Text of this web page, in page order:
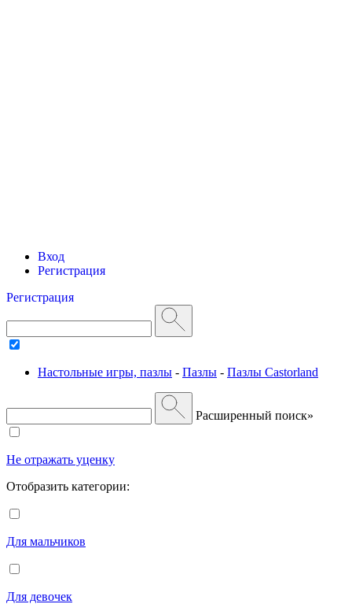
Вход
Регистрация
Регистрация
Настольные игры, пазлы - Пазлы - Пазлы Castorland
Расширенный поиск»
Не отражать уценку
Отобразить категории:
Для мальчиков
Для девочек